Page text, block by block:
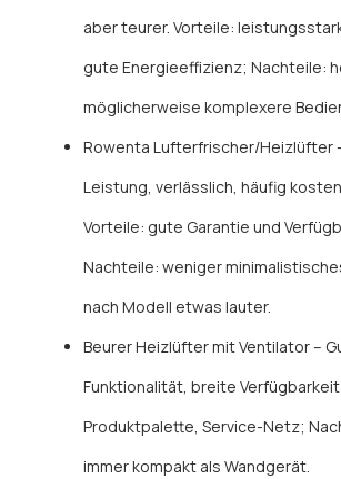
aber teurer. Vorteile:
gute Energieeffizienz; Nachteile:
möglicherweise komplexere
Rowenta Lufterfrischer/Heizlüfter
Leistung, verlässlich, häufig
Vorteile: gute Garantie und
Nachteile: weniger
nach Modell etwas lauter.
Beurer Heizlüfter mit Ventilator –
Funktionalität, breite
Produktpalette, Service-Netz;
immer kompakt als Wandgerät.